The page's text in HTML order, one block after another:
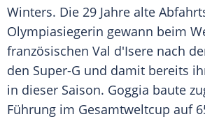
Winters. Die 29 Jahre alte
Olympiasiegerin gewann beim
französischen Val d'Isere nach
den Super-G und damit bereits
in dieser Saison. Goggia baute
Führung im Gesamtweltcup auf